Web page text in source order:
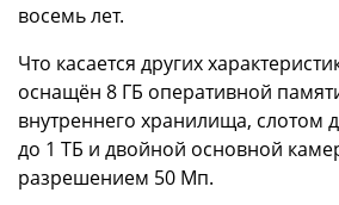
восемь лет.
Что касается других
оснащён 8 ГБ оперативной
внутреннего хранилища, слотом
до 1 ТБ и двойной основной
разрешением 50 Мп.